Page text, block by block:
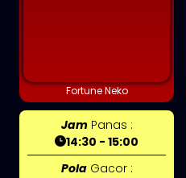
Fortune Neko
JamPanas :
14:30 - 15:00
PolaGacor :